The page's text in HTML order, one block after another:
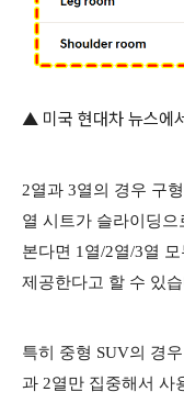
▲ 미국 현대차 뉴스에
2열과 3열의 경우 구
열 시트가 슬라이딩
본다면 1열/2열/3열
제공한다고 할 수 있
특히 중형 SUV의 경
과 2열만 집중해서 사